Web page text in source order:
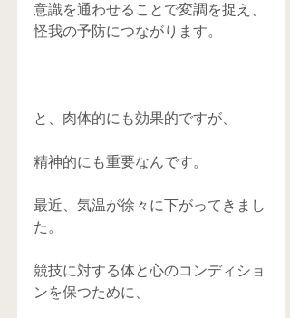
意識を通わせることで変調を捉え、
怪我の予防につながります。
と、肉体的にも効果的ですが、
精神的にも重要なんです。
最近、気温が徐々に下がってきまし
た。
競技に対する体と心のコンディショ
ンを保つために、